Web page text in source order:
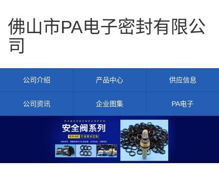
佛山市PA电子密封有限公
司
公司介绍 产品中心 供应信息
公司资讯 企业图集 PA电子